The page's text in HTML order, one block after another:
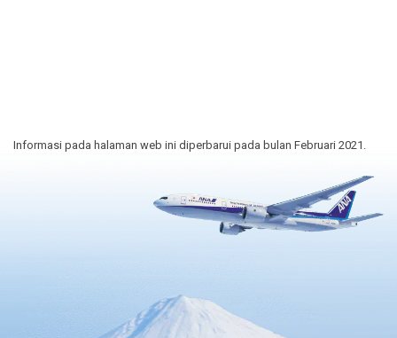
Informasi pada halaman web ini diperbarui pada bulan Februari 2021.